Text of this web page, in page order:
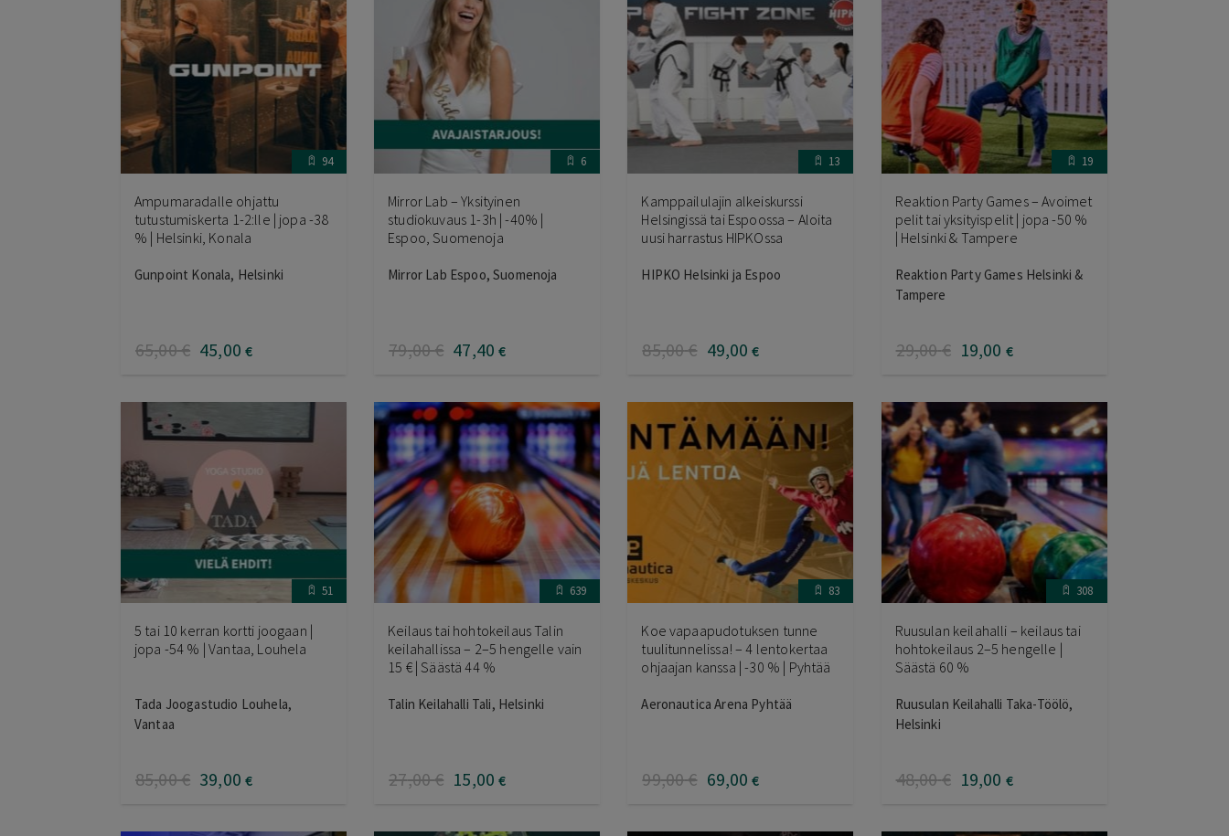
94
Ampumaradalle ohjattu
tutustumiskerta 1-2:lle | jopa -38
% | Helsinki, Konala
Gunpoint Konala, Helsinki
65,00€ 45,00 €
6
Mirror Lab – Yksityinen
studiokuvaus 1-3h | -40% |
Espoo, Suomenoja
Mirror Lab Espoo, Suomenoja
79,00€ 47,40 €
13
Kamppailulajin alkeiskurssi
Helsingissä tai Espoossa – Aloita
uusi harrastus HIPKOssa
HIPKO Helsinki ja Espoo
85,00€ 49,00 €
19
Reaktion Party Games – Avoimet
pelit tai yksityispelit | jopa -50 %
| Helsinki & Tampere
Reaktion Party Games Helsinki &
Tampere
29,00€ 19,00 €
51
5 tai 10 kerran kortti joogaan |
jopa -54 % | Vantaa, Louhela
Tada Joogastudio Louhela,
Vantaa
85,00€ 39,00 €
639
Keilaus tai hohtokeilaus Talin
keilahallissa – 2–5 hengelle vain
15 € | Säästä 44 %
Talin Keilahalli Tali, Helsinki
27,00€ 15,00 €
83
Koe vapaapudotuksen tunne
tuulitunnelissa! – 4 lentokertaa
ohjaajan kanssa | -30 % | Pyhtää
Aeronautica Arena Pyhtää
99,00€ 69,00 €
308
Ruusulan keilahalli – keilaus tai
hohtokeilaus 2–5 hengelle |
Säästä 60 %
Ruusulan Keilahalli Taka-Töölö,
Helsinki
48,00€ 19,00 €